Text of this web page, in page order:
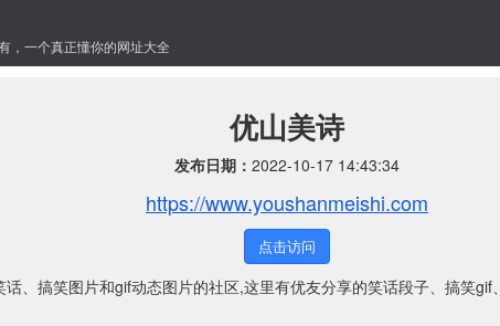
，一个真正懂你的网址大全
优山美诗
发布日期： 2022-10-17 14:43:34
https://www.youshanmeishi.com
点击访问
、搞笑图片和gif动态图片的社区,这里有优友分享的笑话段子、搞笑